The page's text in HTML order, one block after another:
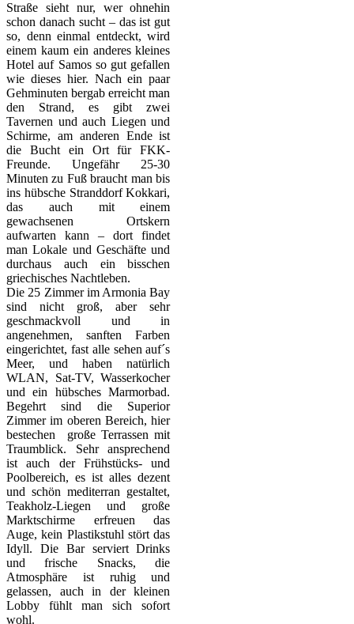
Straße sieht nur, wer ohnehin
schon danach sucht – das ist gut
so, denn einmal entdeckt, wird
einem kaum ein anderes kleines
Hotel auf Samos so gut gefallen
wie dieses hier. Nach ein paar
Gehminuten bergab erreicht man
den Strand, es gibt zwei
Tavernen und auch Liegen und
Schirme, am anderen Ende ist
die Bucht ein Ort für FKK-
Freunde. Ungefähr 25-30
Minuten zu Fuß braucht man bis
ins hübsche Stranddorf Kokkari,
das auch mit einem
gewachsenen Ortskern
aufwarten kann – dort findet
man Lokale und Geschäfte und
durchaus auch ein bisschen
griechisches Nachtleben.
Die 25 Zimmer im Armonia Bay
sind nicht groß, aber sehr
geschmackvoll und in
angenehmen, sanften Farben
eingerichtet, fast alle sehen auf´s
Meer, und haben natürlich
WLAN, Sat-TV, Wasserkocher
und ein hübsches Marmorbad.
Begehrt sind die Superior
Zimmer im oberen Bereich, hier
bestechen große Terrassen mit
Traumblick. Sehr ansprechend
ist auch der Frühstücks- und
Poolbereich, es ist alles dezent
und schön mediterran gestaltet,
Teakholz-Liegen und große
Marktschirme erfreuen das
Auge, kein Plastikstuhl stört das
Idyll. Die Bar serviert Drinks
und frische Snacks, die
Atmosphäre ist ruhig und
gelassen, auch in der kleinen
Lobby fühlt man sich sofort
wohl.